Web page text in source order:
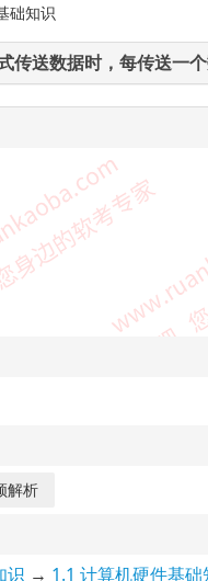
础知识
传送数据时，每传送一
解析
识 → 1.1 计算机硬件基础